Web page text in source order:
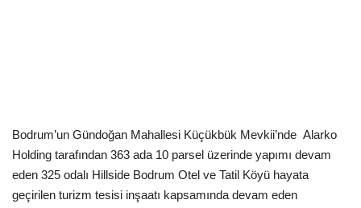
Bodrum’un Gündoğan Mahallesi Küçükbük Mevkii’nde Alarko
Holding tarafından 363 ada 10 parsel üzerinde yapımı devam
eden 325 odalı Hillside Bodrum Otel ve Tatil Köyü hayata
geçirilen turizm tesisi inşaatı kapsamında devam eden